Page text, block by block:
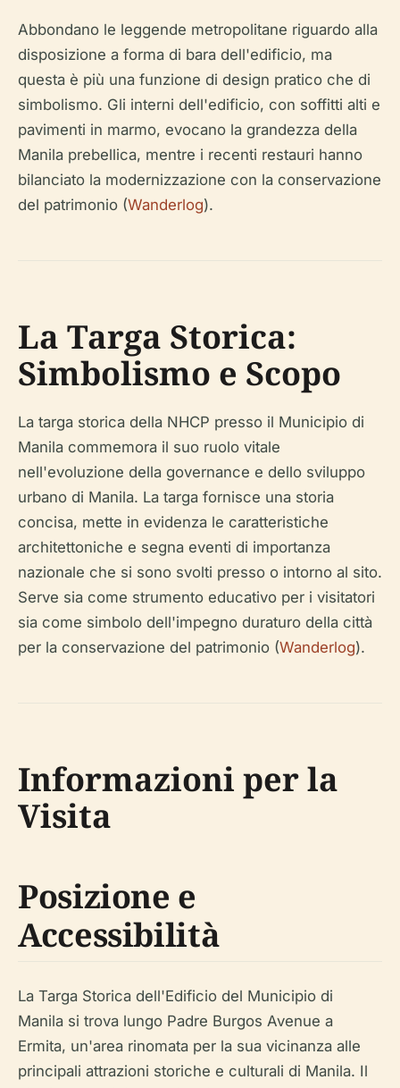
Abbondano le leggende metropolitane riguardo alla
disposizione a forma di bara dell'edificio, ma
questa è più una funzione di design pratico che di
simbolismo. Gli interni dell'edificio, con soffitti alti e
pavimenti in marmo, evocano la grandezza della
Manila prebellica, mentre i recenti restauri hanno
bilanciato la modernizzazione con la conservazione
del patrimonio (Wanderlog).
La Targa Storica:
Simbolismo e Scopo
La targa storica della NHCP presso il Municipio di
Manila commemora il suo ruolo vitale
nell'evoluzione della governance e dello sviluppo
urbano di Manila. La targa fornisce una storia
concisa, mette in evidenza le caratteristiche
architettoniche e segna eventi di importanza
nazionale che si sono svolti presso o intorno al sito.
Serve sia come strumento educativo per i visitatori
sia come simbolo dell'impegno duraturo della città
per la conservazione del patrimonio (Wanderlog).
Informazioni per la
Visita
Posizione e
Accessibilità
La Targa Storica dell'Edificio del Municipio di
Manila si trova lungo Padre Burgos Avenue a
Ermita, un'area rinomata per la sua vicinanza alle
principali attrazioni storiche e culturali di Manila. Il